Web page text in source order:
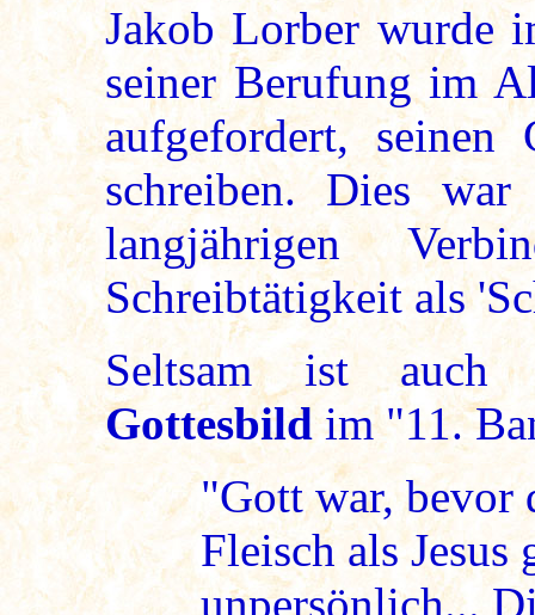
Jakob Lorber wurde
seiner Berufung im
aufgefordert,
schreiben. Dies
langjährigen
Schreibtätigkeit als
Seltsam ist
Gottesbildim "11.
"Gott war, bevor
Fleisch als Jesus
unpersönlich...